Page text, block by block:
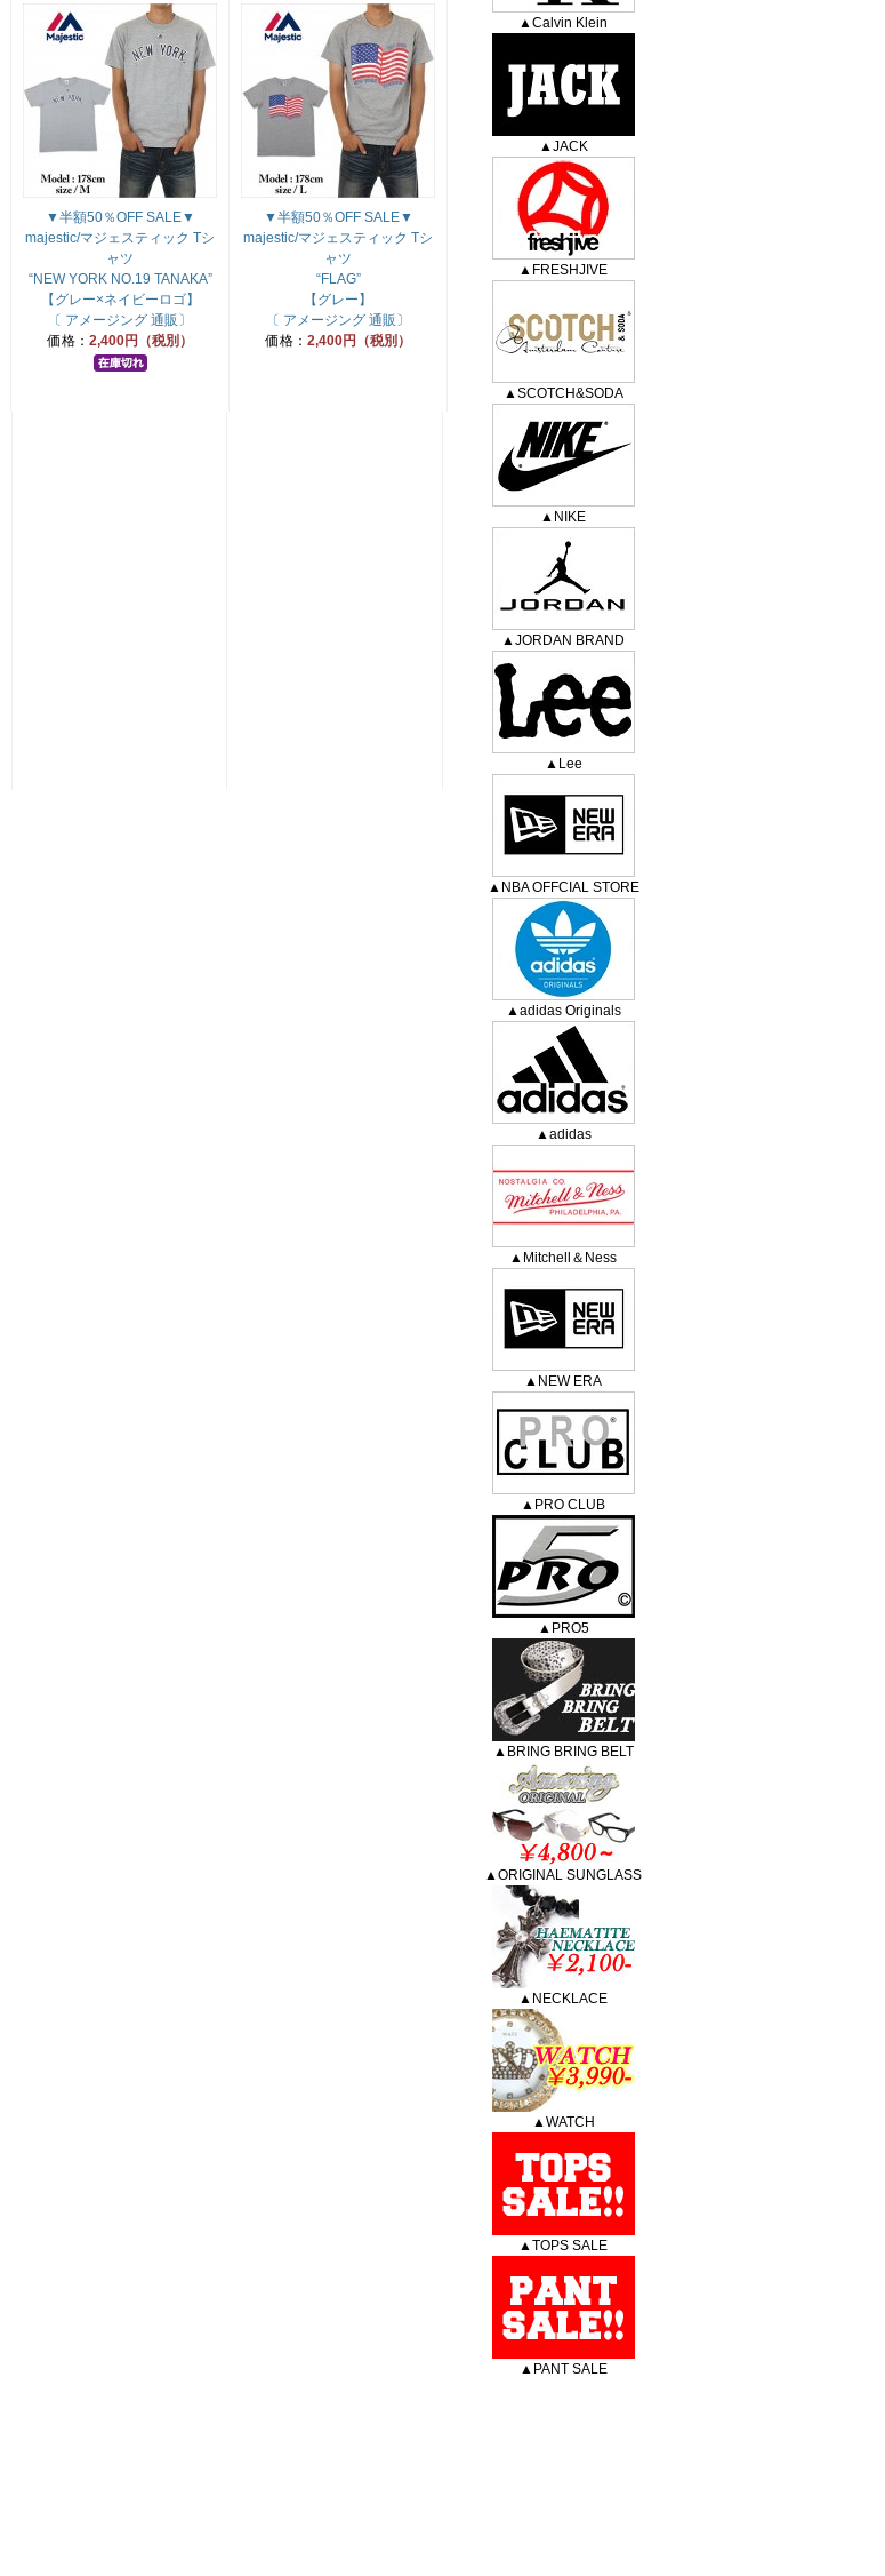
▼半額50％OFF SALE▼
majestic/マジェスティック Tシ
ャツ
“NEW YORK NO.19 TANAKA”
【グレー×ネイビーロゴ】
〔 アメージング 通販〕
価格： 2,400円（税別）
▼半額50％OFF SALE▼
majestic/マジェスティック Tシ
ャツ
“FLAG”
【グレー】
〔 アメージング 通販〕
価格： 2,400円（税別）
▲Calvin Klein
▲JACK
▲FRESHJIVE
▲SCOTCH&SODA
▲NIKE
▲JORDAN BRAND
▲Lee
▲NBA OFFCIAL STORE
▲adidas Originals
▲adidas
▲Mitchell＆Ness
▲NEW ERA
▲PRO CLUB
▲PRO5
▲BRING BRING BELT
▲ORIGINAL SUNGLASS
▲NECKLACE
▲WATCH
▲TOPS SALE
▲PANT SALE